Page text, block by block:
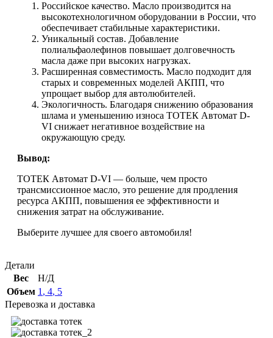
Российское качество. Масло производится на
высокотехнологичном оборудовании в России, что
обеспечивает стабильные характеристики.
Уникальный состав. Добавление
полиальфаолефинов повышает долговечность
масла даже при высоких нагрузках.
Расширенная совместимость. Масло подходит для
старых и современных моделей АКПП, что
упрощает выбор для автолюбителей.
Экологичность. Благодаря снижению образования
шлама и уменьшению износа ТОТЕК Автомат D-
VI снижает негативное воздействие на
окружающую среду.
Вывод:
ТОТЕК Автомат D-VI — больше, чем просто
трансмиссионное масло, это решение для продления
ресурса АКПП, повышения ее эффективности и
снижения затрат на обслуживание.
Выберите лучшее для своего автомобиля!
Детали
Вес
Н/Д
Объем 1 , 4, 5
Перевозка и доставка